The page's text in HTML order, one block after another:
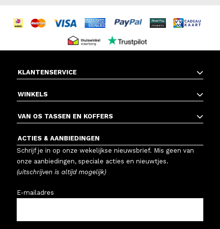
KLANTENSERVICE
WINKELS
VAN OS TASSEN EN KOFFERS
ACTIES & AANBIEDINGEN
Schrijf je in op onze wekelijkse nieuwsbrief. Mis geen van
onze aanbiedingen, speciale acties en nieuwtjes.
(uitschrijven is altijd mogelijk)
E-mailadres